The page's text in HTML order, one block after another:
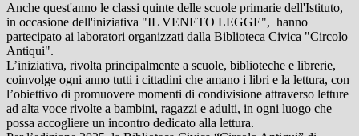
Anche quest'anno le classi quinte delle scuole primarie dell'Istituto,
in occasione dell'iniziativa "IL VENETO LEGGE", hanno
partecipato ai laboratori organizzati dalla Biblioteca Civica "Circolo
Antiqui".
L’iniziativa, rivolta principalmente a scuole, biblioteche e librerie,
coinvolge ogni anno tutti i cittadini che amano i libri e la lettura, con
l’obiettivo di promuovere momenti di condivisione attraverso letture
ad alta voce rivolte a bambini, ragazzi e adulti, in ogni luogo che
possa accogliere un incontro dedicato alla lettura.